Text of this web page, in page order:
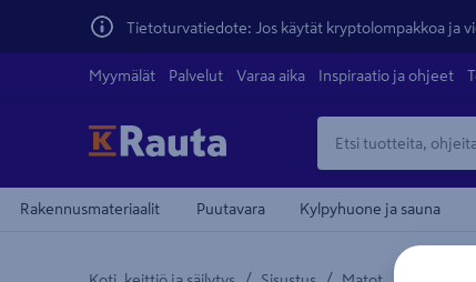
Tietoturvatiedote: Jos käytät kryptolompakkoa ja
Myymälät Palvelut Varaa aika Inspiraatio ja ohjeet
Rakennusmateriaalit Puutavara Kylpyhuone ja sauna